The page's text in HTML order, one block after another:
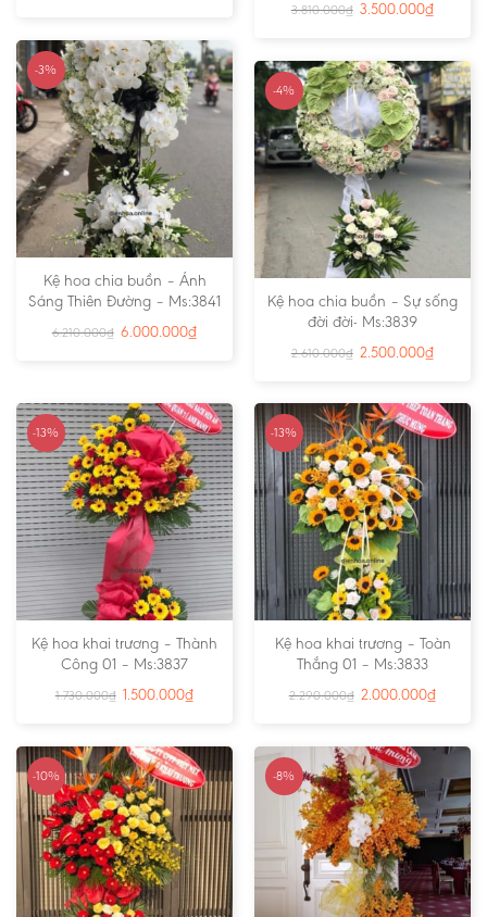
3.810.000₫ 3.500.000₫
-3%
Kệ hoa chia buồn – Ánh
Sáng Thiên Đường – Ms:3841
6.210.000₫ 6.000.000₫
-4%
Kệ hoa chia buồn – Sự sống
đời đời- Ms:3839
2.610.000₫ 2.500.000₫
-13%
Kệ hoa khai trương – Thành
Công 01 – Ms:3837
1.730.000₫ 1.500.000₫
-13%
Kệ hoa khai trương – Toàn
Thắng 01 – Ms:3833
2.290.000₫ 2.000.000₫
-10% -8%